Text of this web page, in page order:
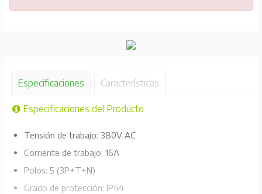
Especificaciones Características
Especificaciones del Producto
Tensión de trabajo: 380V AC
Corriente de trabajo: 16A
Polos: 5 (3P+T+N)
Grado de protección: IP44